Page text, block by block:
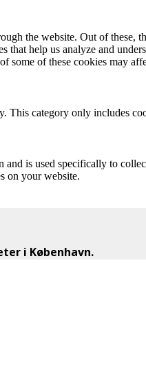
the website. Out of these,
help us analyze and
some of these cookies may
category only includes
is used specifically to
on your website.
i København.